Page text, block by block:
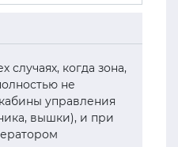
случаях, когда зона,
не
управления
вышки), и при